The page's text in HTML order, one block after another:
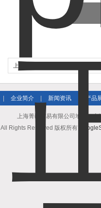
上一个：
企业简介 新闻资讯 产品
上海菁邑贸易有限公司地址：
All Rights Reserved 版权所有